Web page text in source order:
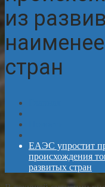
из
стран
ЕАЭС упростит
происхождения
развитых стран